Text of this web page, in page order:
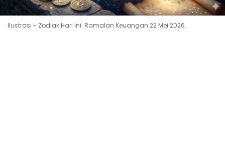
Ilustrasi - Zodiak Hari Ini: Ramalan Keuangan 22 Mei 2026.